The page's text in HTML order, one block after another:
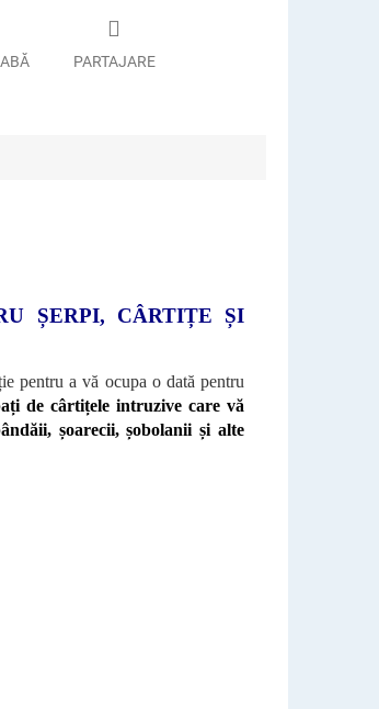
PARTAJARE
ȘERPI, CÂRTIȚE ȘI
pentru a vă ocupa o dată pentru
de cârtițele intruzive care vă
șoarecii, șobolanii și alte